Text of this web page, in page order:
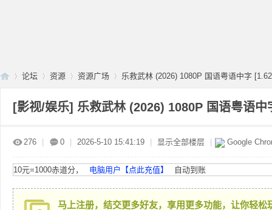
论坛 资源 资源广场 乐救武林 (2026) 1080P 国语粤语中字
[影视/娱乐] 乐救武林 (2026) 1080P 国语粤语
276 0 2026-5-10 15:41:19 显示全部楼层 Google
10元=1000赤道分， 电脑用户【点此充值】 自动到账
马上注册，结交更多好友，享用更多功能，让你轻松